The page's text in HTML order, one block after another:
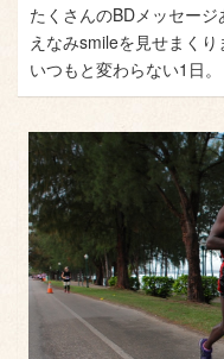
たくさんのBDメッセー
えなみsmileを見せまく
いつもと変わらない1日